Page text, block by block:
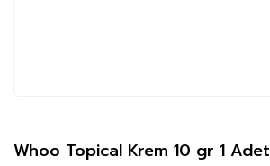
Whoo Topical Krem 10 gr 1 Adet